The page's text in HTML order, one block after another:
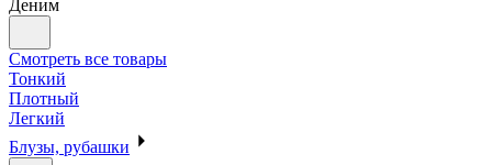
Деним
Смотреть все товары
Тонкий
Плотный
Легкий
Блузы, рубашки